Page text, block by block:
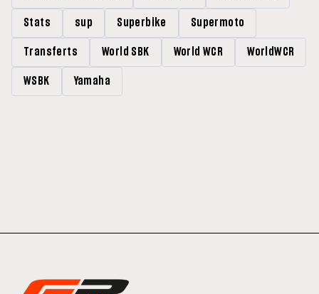
Stats sup Superbike Supermoto
Transferts World SBK World WCR WorldWCR
WSBK Yamaha